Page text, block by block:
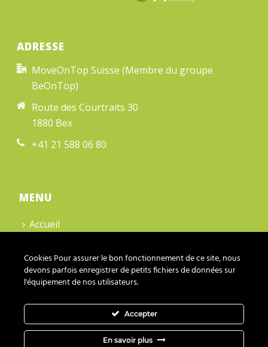
MENU
Accueil
Cookies
Vie privée
ADRESSE
MoveOnTop Suisse (Membre du groupe
BeOnTop)
Route des Courtraits 30
1880 Bex
+41 21 588 06 80
Cookies Pour assurer le bon fonctionnement de ce site, nous
devons parfois enregistrer de petits fichiers de données sur
l'équipement de nos utilisateurs.
Accepter
En savoir plus